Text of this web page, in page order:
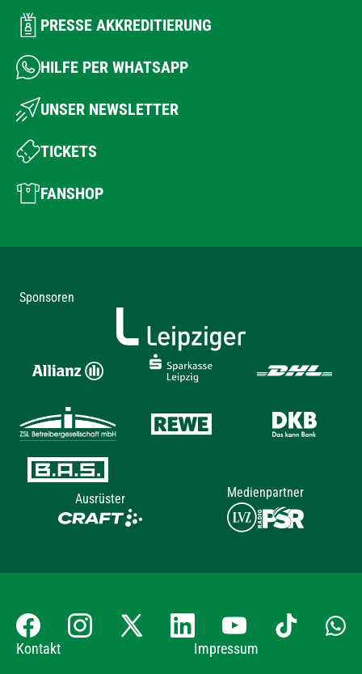
PRESSE AKKREDITIERUNG
HILFE PER WHATSAPP
UNSER NEWSLETTER
TICKETS
FANSHOP
Sponsoren
Ausrüster Medienpartner
Kontakt Impressum